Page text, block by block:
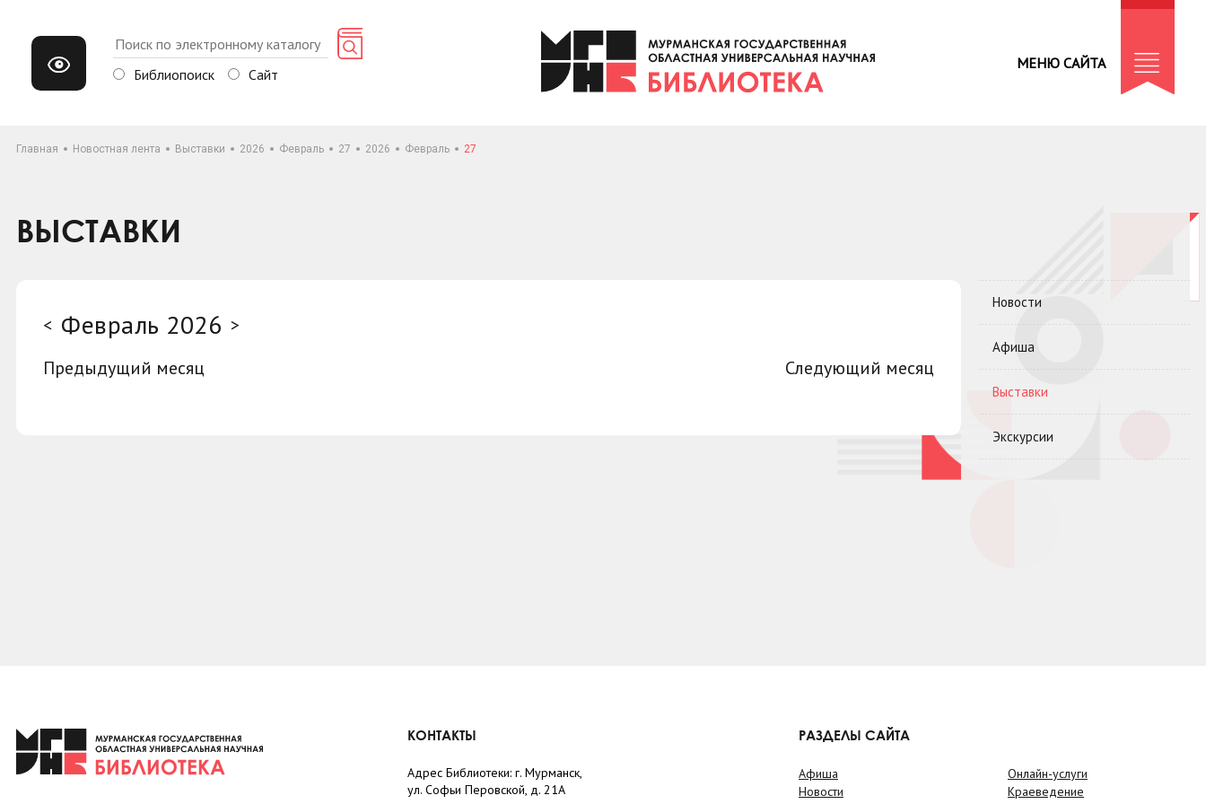
Библиопоиск Сайт
МЕНЮ САЙТА
Главная Новостная лента Выставки 2026 Февраль 27 2026 Февраль 27
ВЫСТАВКИ
< Февраль 2026 >
Предыдущий месяц
Следующий месяц
Новости
Афиша
Выставки
Экскурсии
КОНТАКТЫ
Адрес Библиотеки: г. Мурманск,
ул. Софьи Перовской, д. 21А
РАЗДЕЛЫ САЙТА
Афиша
Новости
Онлайн-услуги
Краеведение